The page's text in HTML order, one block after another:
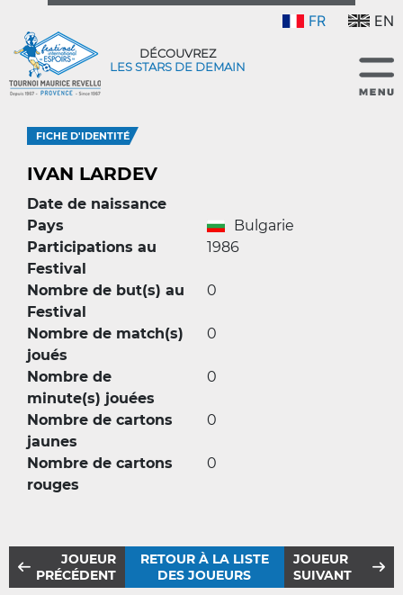
FR EN
DÉCOUVREZ
LES STARS DE DEMAIN
FICHE D'IDENTITÉ
IVAN LARDEV
Date de naissance
Pays
Bulgarie
Participations au
Festival
1986
Nombre de but(s) au
Festival
0
Nombre de match(s)
joués
0
Nombre de
minute(s) jouées
0
Nombre de cartons
jaunes
0
Nombre de cartons
rouges
0
JOUEUR
PRÉCÉDENT
RETOUR À LA LISTE
DES JOUEURS
JOUEUR
SUIVANT